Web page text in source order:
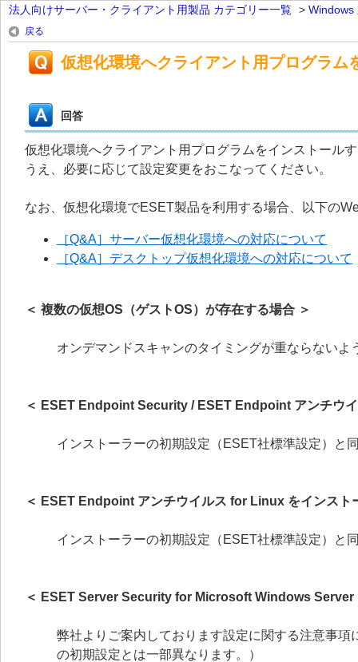
法人向けサーバー・クライアント用製品 カテゴリー一覧 > Windows
戻る
仮想化環境へクライアント用プログラ
回答
仮想化環境へクライアント用プログラムをインストール
うえ、必要に応じて設定変更をおこなってください。
なお、仮想化環境でESET製品を利用する場合、以下の
［Q&A］サーバー仮想化環境への対応について
［Q&A］デスクトップ仮想化環境への対応について
＜ 複数の仮想OS（ゲストOS）が存在する場合 ＞
オンデマンドスキャンのタイミングが重ならないよ
＜ ESET Endpoint Security / ESET Endpoint アンチウ
インストーラーの初期設定（ESET社標準設定）と
＜ ESET Endpoint アンチウイルス for Linux をインスト
インストーラーの初期設定（ESET社標準設定）と
＜ ESET Server Security for Microsoft Windows Server
弊社よりご案内しております設定に関する注意事
の初期設定とは一部異なります。）